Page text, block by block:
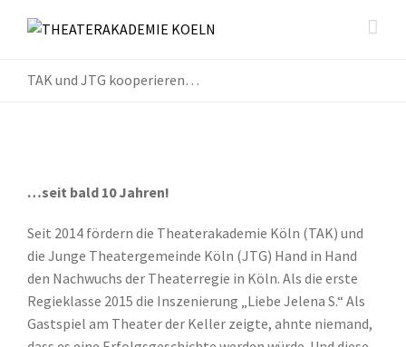
TAK und JTG kooperieren…
…seit bald 10 Jahren!
Seit 2014 fördern die Theaterakademie Köln (TAK) und
die Junge Theatergemeinde Köln (JTG) Hand in Hand
den Nachwuchs der Theaterregie in Köln. Als die erste
Regieklasse 2015 die Inszenierung „Liebe Jelena S.“ Als
Gastspiel am Theater der Keller zeigte, ahnte niemand,